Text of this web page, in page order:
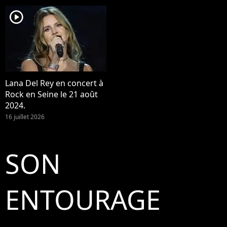
player2
Lana Del Rey en concert à
Rock en Seine le 21 août
2024.
16 juillet 2026
SON
ENTOURAGE